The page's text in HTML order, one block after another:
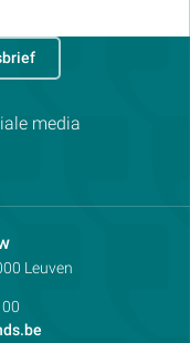
Contactpersoon:
Leuven
media